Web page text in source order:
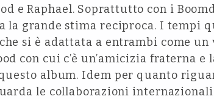
e Raphael. Soprattutto con i
la grande stima reciproca. I tempi
si è adattata a entrambi come un
con cui c’è un’amicizia fraterna
album. Idem per quanto
le collaborazioni